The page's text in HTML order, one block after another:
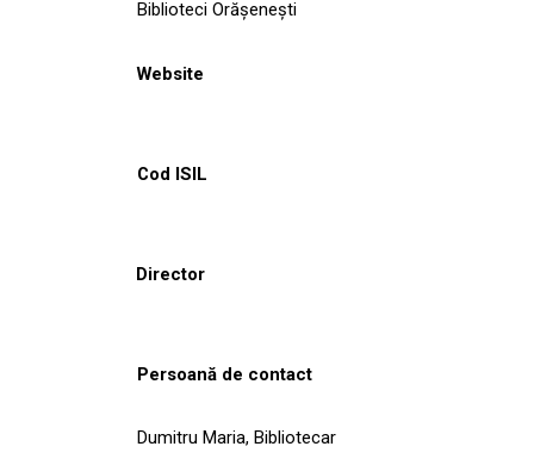
Biblioteci Orășenești
Website
Cod ISIL
Director
Persoană de contact
Dumitru Maria, Bibliotecar